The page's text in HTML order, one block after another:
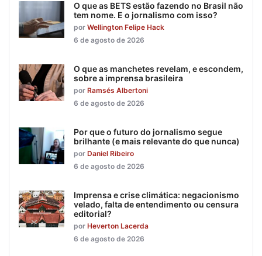
O que as BETS estão fazendo no Brasil não
tem nome. E o jornalismo com isso?
por Wellington Felipe Hack
6 de agosto de 2026
O que as manchetes revelam, e escondem,
sobre a imprensa brasileira
por Ramsés Albertoni
6 de agosto de 2026
Por que o futuro do jornalismo segue
brilhante (e mais relevante do que nunca)
por Daniel Ribeiro
6 de agosto de 2026
Imprensa e crise climática: negacionismo
velado, falta de entendimento ou censura
editorial?
por Heverton Lacerda
6 de agosto de 2026